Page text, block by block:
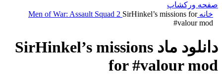
صفحه ورکشاپ
خانه
Men of War: Assault Squad 2 SirHinkel’s missions for
#valour mod
دانلود ماد SirHinkel’s missions
for #valour mod